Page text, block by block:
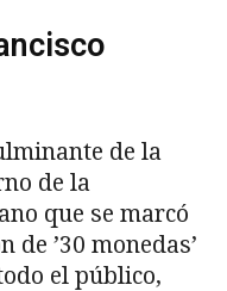
de la
de la
que se marcó
’30 monedas’
el público,